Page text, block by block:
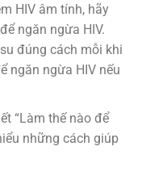
HIV âm tính, hãy
ngăn ngừa HIV.
đúng cách mỗi khi
ngăn ngừa HIV nếu
“Làm thế nào để
những cách giúp